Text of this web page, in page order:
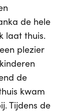
de hele
laat thuis.
plezier
de
kwam
Tijdens de